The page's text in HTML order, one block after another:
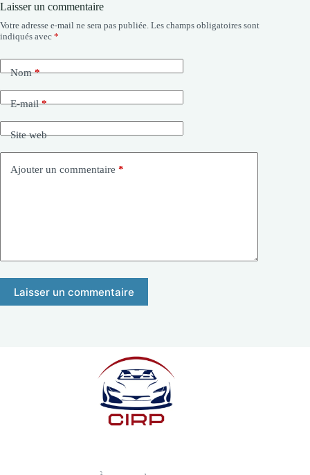
Laisser un commentaire
Votre adresse e-mail ne sera pas publiée. Les champs obligatoires sont
indiqués avec *
Nom*
E-mail*
Site web
Ajouter un commentaire *
Laisser un commentaire